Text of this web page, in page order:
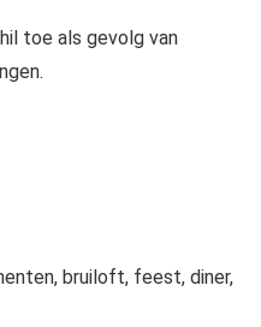
toe als gevolg van
bruiloft, feest, diner,